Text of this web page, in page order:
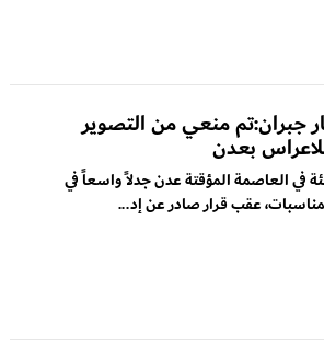
جبران:تم منعي من التصوير
بعدن
في العاصمة المؤقتة عدن جدلاً واسعاً في
عقب قرار صادر عن إد...